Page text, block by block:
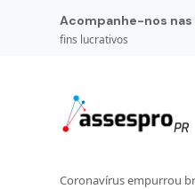
Acompanhe-nos
fins lucrativos
Coronavírus empurrou